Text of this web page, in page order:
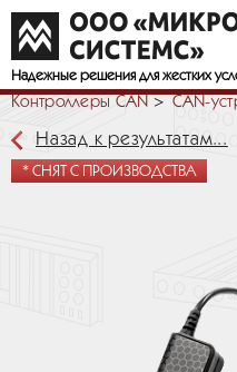
Надежные решения для жестких
Контроллеры CAN СAN-
Назад к результатам...
* СНЯТ С ПРОИЗВОДСТВА